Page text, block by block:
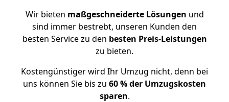
Wir bieten maßgeschneiderte Lösungen und
sind immer bestrebt, unseren Kunden den
besten Service zu den besten Preis-Leistungen
zu bieten.
Kostengünstiger wird Ihr Umzug nicht, denn bei
uns können Sie bis zu 60 % der Umzugskosten
sparen.